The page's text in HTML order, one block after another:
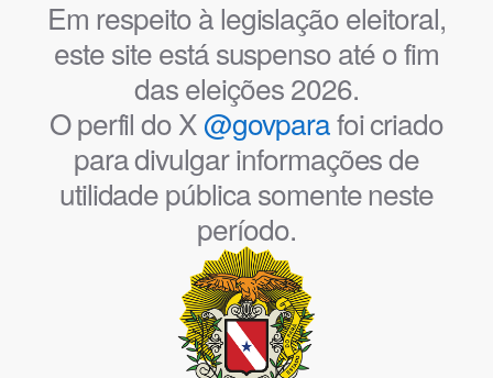
Em respeito à legislação eleitoral,
este site está suspenso até o fim
das eleições 2026.
O perfil do X@govparafoi criado
para divulgar informações de
utilidade pública somente neste
período.